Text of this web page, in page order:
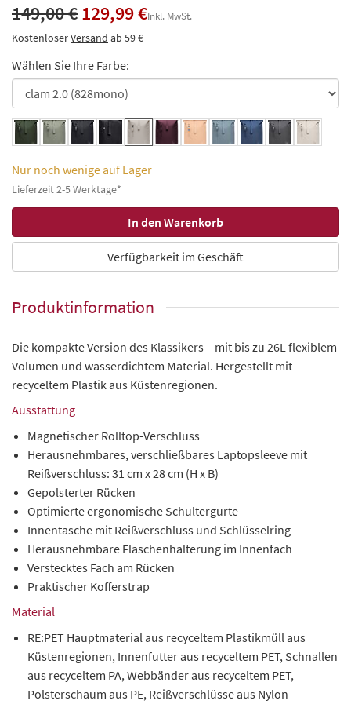
149,00 €129,99 €Inkl. MwSt.
KostenloserVersand ab 59 €
Wählen Sie Ihre Farbe:
Nur noch wenige auf Lager
Lieferzeit 2-5 Werktage*
Verfügbarkeit im Geschäft
Produktinformation
Die kompakte Version des Klassikers – mit bis zu 26L flexiblem
Volumen und wasserdichtem Material. Hergestellt mit
recyceltem Plastik aus Küstenregionen.
Ausstattung
Magnetischer Rolltop-Verschluss
Herausnehmbares, verschließbares Laptopsleeve mit
Reißverschluss: 31 cm x 28 cm (H x B)
Gepolsterter Rücken
Optimierte ergonomische Schultergurte
Innentasche mit Reißverschluss und Schlüsselring
Herausnehmbare Flaschenhalterung im Innenfach
Verstecktes Fach am Rücken
Praktischer Kofferstrap
Material
RE:PET Hauptmaterial aus recyceltem Plastikmüll aus
Küstenregionen, Innenfutter aus recyceltem PET, Schnallen
aus recyceltem PA, Webbänder aus recyceltem PET,
Polsterschaum aus PE, Reißverschlüsse aus Nylon